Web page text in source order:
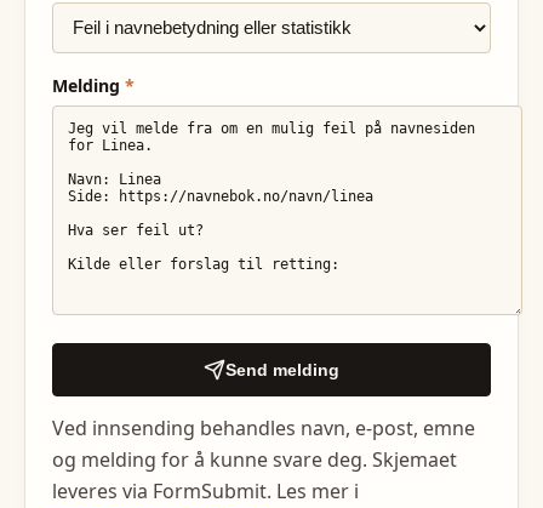
Melding *
Send melding
Ved innsending behandles navn, e-post, emne
og melding for å kunne svare deg. Skjemaet
leveres via FormSubmit. Les mer i